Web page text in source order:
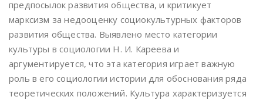
предпосылок развития общества, и критикует
марксизм за недооценку социокультурных факторов
развития общества. Выявлено место категории
культуры в социологии Н. И. Кареева и
аргументируется, что эта категория играет важную
роль в его социологии истории для обоснования ряда
теоретических положений. Культура характеризуется